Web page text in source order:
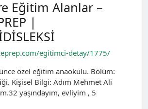
Eğitim Alanlar –
|
egitimci-detay/1775/
özel eğitim anaokulu. Bölüm:
Kişisel Bilgi: Adım Mehmet Ali
yaşındayım, evliyim , 5